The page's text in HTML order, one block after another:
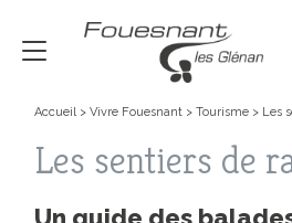
Accueil>Vivre Fouesnant >Tourisme > Les
Les sentiers de